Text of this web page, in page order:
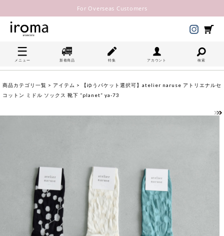
For Overseas Customers
メニュー 新着商品 特集 アカウント 検索
商品カテゴリ一覧 > アイテム > 【ゆうパケット選択可】atelier naruse アトリエナルセ
コットン ミドル ソックス 靴下 “planet” ya-73